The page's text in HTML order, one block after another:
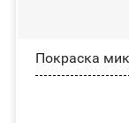
Покраска